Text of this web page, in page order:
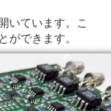
いています。こ
ができます。